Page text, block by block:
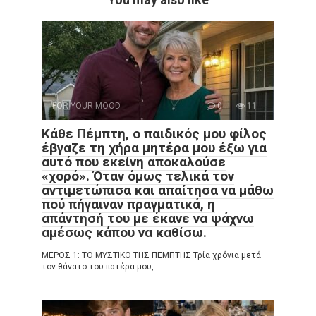
FOR YOUR MOOD 0 11
Κάθε Πέμπτη, ο παιδικός μου φίλος
έβγαζε τη χήρα μητέρα μου έξω για
αυτό που εκείνη αποκαλούσε
«χορό». Όταν όμως τελικά τον
αντιμετώπισα και απαίτησα να μάθω
πού πήγαιναν πραγματικά, η
απάντησή του με έκανε να ψάχνω
αμέσως κάπου να καθίσω.
ΜΕΡΟΣ 1: ΤΟ ΜΥΣΤΙΚΟ ΤΗΣ ΠΕΜΠΤΗΣ Τρία χρόνια μετά
τον θάνατο του πατέρα μου,